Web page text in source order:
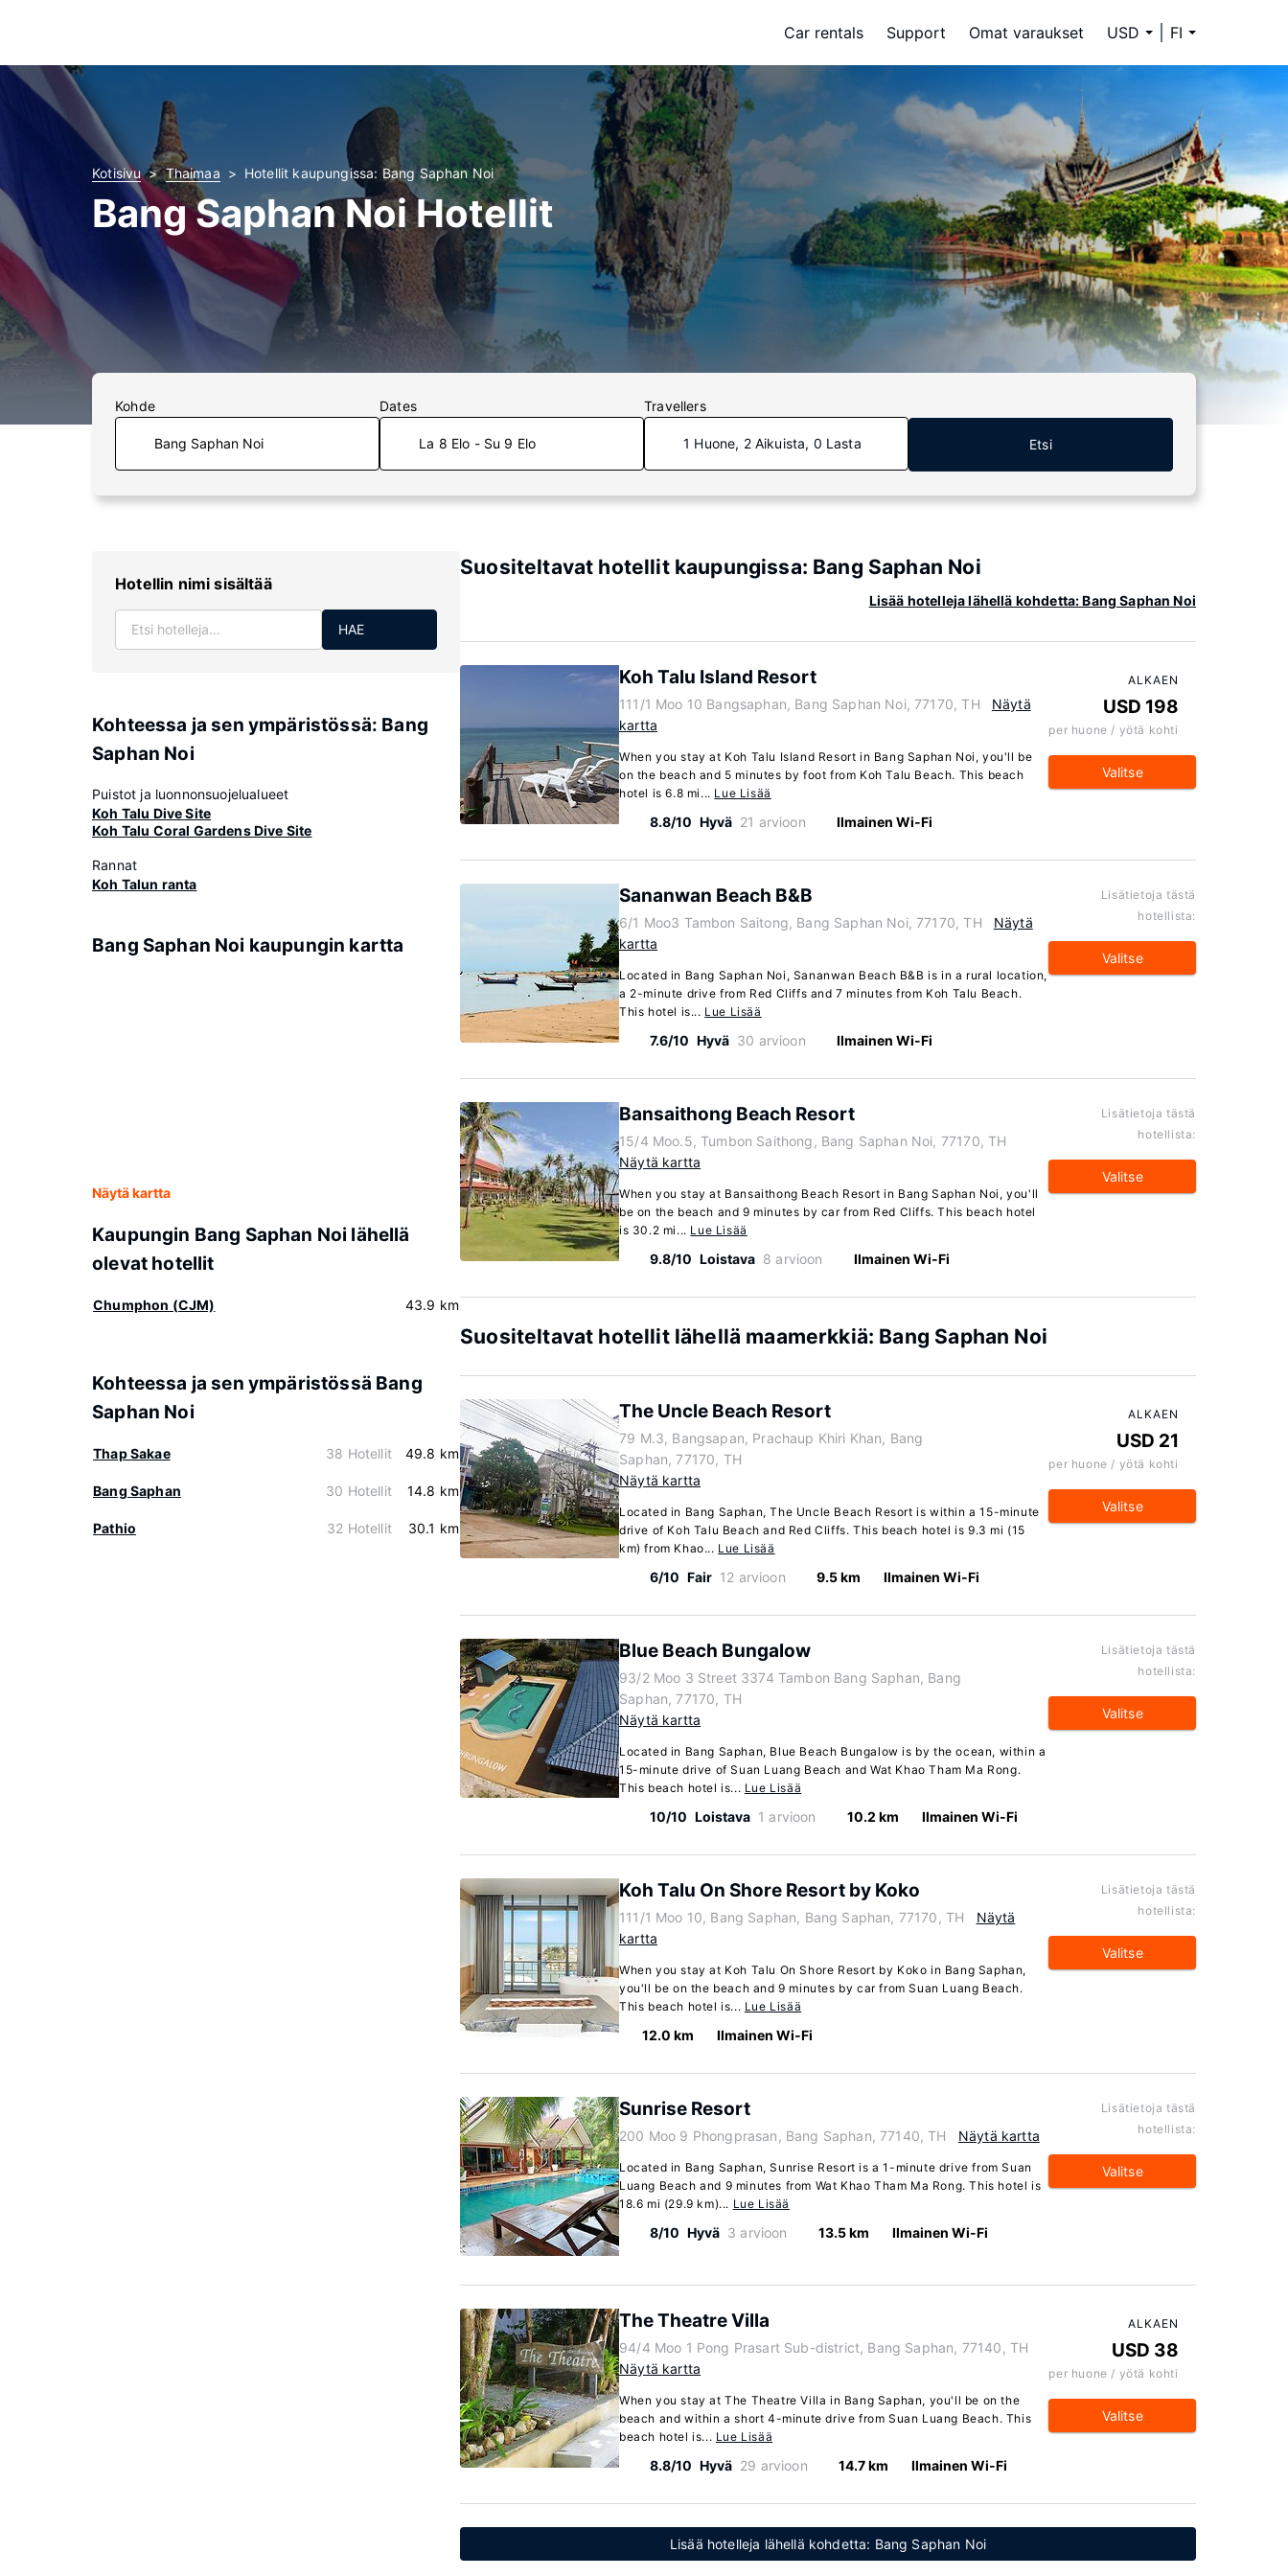
Car rentals Support Omat varaukset USD FI
Kotisivu Thaimaa Hotellit kaupungissa: Bang Saphan Noi
Bang Saphan Noi Hotellit
Kohde Dates
La 8 Elo - Su 9 Elo
Travellers
1 Huone, 2 Aikuista, 0 Lasta Etsi
Hotellin nimi sisältää
HAE
Kohteessa ja sen ympäristössä: Bang
Saphan Noi
Puistot ja luonnonsuojelualueet
Koh Talu Dive Site
Koh Talu Coral Gardens Dive Site
Rannat
Koh Talun ranta
Bang Saphan Noi kaupungin kartta
Näytä kartta
Kaupungin Bang Saphan Noi lähellä
olevat hotellit
Chumphon (CJM) 43.9 km
Kohteessa ja sen ympäristössä Bang
Saphan Noi
Thap Sakae 38 Hotellit 49.8 km
Bang Saphan 30 Hotellit 14.8 km
Pathio 32 Hotellit 30.1 km
Suositeltavat hotellit kaupungissa: Bang Saphan Noi
Lisää hotelleja lähellä kohdetta: Bang Saphan Noi
Koh Talu Island Resort
111/1 Moo 10 Bangsaphan, Bang Saphan Noi, 77170, TH
Näytä
kartta
When you stay at Koh Talu Island Resort in Bang Saphan Noi, you'll be
on the beach and 5 minutes by foot from Koh Talu Beach. This beach
hotel is 6.8 mi... Lue Lisää
8.8/10 Hyvä 21 arvioon Ilmainen Wi-Fi
ALKAEN
USD 198
per huone / yötä kohti
Valitse
Sananwan Beach B&B
6/1 Moo3 Tambon Saitong, Bang Saphan Noi, 77170, TH
Näytä
kartta
Located in Bang Saphan Noi, Sananwan Beach B&B is in a rural location,
a 2-minute drive from Red Cliffs and 7 minutes from Koh Talu Beach.
This hotel is... Lue Lisää
7.6/10 Hyvä 30 arvioon Ilmainen Wi-Fi
Lisätietoja tästä
hotellista:
Valitse
Bansaithong Beach Resort
15/4 Moo.5, Tumbon Saithong, Bang Saphan Noi, 77170, TH
Näytä kartta
When you stay at Bansaithong Beach Resort in Bang Saphan Noi, you'll
be on the beach and 9 minutes by car from Red Cliffs. This beach hotel
is 30.2 mi... Lue Lisää
9.8/10 Loistava 8 arvioon Ilmainen Wi-Fi
Lisätietoja tästä
hotellista:
Valitse
Suositeltavat hotellit lähellä maamerkkiä: Bang Saphan Noi
The Uncle Beach Resort
79 M.3, Bangsapan, Prachaup Khiri Khan, Bang
Saphan, 77170, TH
Näytä kartta
Located in Bang Saphan, The Uncle Beach Resort is within a 15-minute
drive of Koh Talu Beach and Red Cliffs. This beach hotel is 9.3 mi (15
km) from Khao... Lue Lisää
6/10 Fair 12 arvioon 9.5 km Ilmainen Wi-Fi
ALKAEN
USD 21
per huone / yötä kohti
Valitse
Blue Beach Bungalow
93/2 Moo 3 Street 3374 Tambon Bang Saphan, Bang
Saphan, 77170, TH
Näytä kartta
Located in Bang Saphan, Blue Beach Bungalow is by the ocean, within a
15-minute drive of Suan Luang Beach and Wat Khao Tham Ma Rong.
This beach hotel is... Lue Lisää
10/10 Loistava 1 arvioon 10.2 km Ilmainen Wi-Fi
Lisätietoja tästä
hotellista:
Valitse
Koh Talu On Shore Resort by Koko
111/1 Moo 10, Bang Saphan, Bang Saphan, 77170, TH
Näytä
kartta
When you stay at Koh Talu On Shore Resort by Koko in Bang Saphan,
you'll be on the beach and 9 minutes by car from Suan Luang Beach.
This beach hotel is... Lue Lisää
12.0 km Ilmainen Wi-Fi
Lisätietoja tästä
hotellista:
Valitse
Sunrise Resort
200 Moo 9 Phongprasan, Bang Saphan, 77140, TH Näytä kartta
Located in Bang Saphan, Sunrise Resort is a 1-minute drive from Suan
Luang Beach and 9 minutes from Wat Khao Tham Ma Rong. This hotel is
18.6 mi (29.9 km)... Lue Lisää
8/10 Hyvä 3 arvioon 13.5 km Ilmainen Wi-Fi
Lisätietoja tästä
hotellista:
Valitse
The Theatre Villa
94/4 Moo 1 Pong Prasart Sub-district, Bang Saphan, 77140, TH
Näytä kartta
When you stay at The Theatre Villa in Bang Saphan, you'll be on the
beach and within a short 4-minute drive from Suan Luang Beach. This
beach hotel is... Lue Lisää
8.8/10 Hyvä 29 arvioon 14.7 km Ilmainen Wi-Fi
ALKAEN
USD 38
per huone / yötä kohti
Valitse
Lisää hotelleja lähellä kohdetta: Bang Saphan Noi